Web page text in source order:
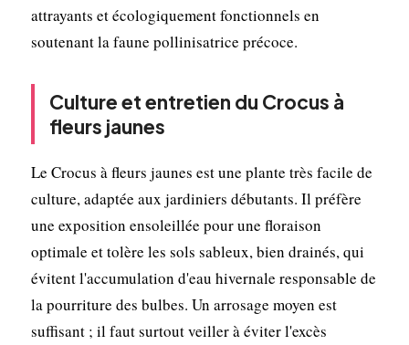
attrayants et écologiquement fonctionnels en
soutenant la faune pollinisatrice précoce.
Culture et entretien du Crocus à
fleurs jaunes
Le Crocus à fleurs jaunes est une plante très facile de
culture, adaptée aux jardiniers débutants. Il préfère
une exposition ensoleillée pour une floraison
optimale et tolère les sols sableux, bien drainés, qui
évitent l'accumulation d'eau hivernale responsable de
la pourriture des bulbes. Un arrosage moyen est
suffisant ; il faut surtout veiller à éviter l'excès